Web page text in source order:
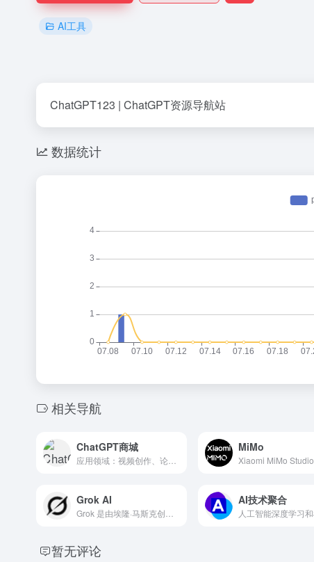
AI工具
ChatGPT123 | ChatGPT资源导航站
数据统计
相关导航
ChatGPT商城 MiMo
Xiaomi MiMo Studio
Grok AI AI技术聚合
暂无评论